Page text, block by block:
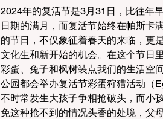
2024年的复活节是3月31日，比往年
日期的满月，而复活节始终在帕斯卡
的节日，不仅象征着春天的来临，更
文化生和新开始的机会。在这个节日
彩蛋、兔子和枫树装点我们的生活空
公园都会举办复活节彩蛋狩猎活动（
不时常发生大孩子争相抢破头，而小
免这种抢不到的情况头香的处境，父